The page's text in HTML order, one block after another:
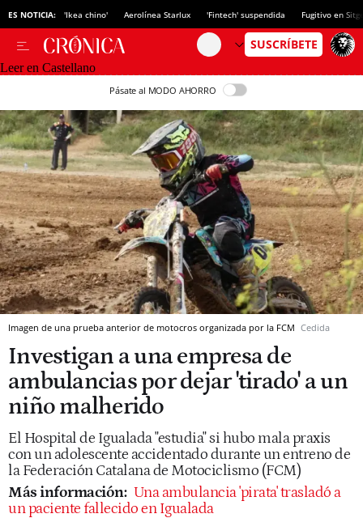
ES NOTICIA: 'Ikea chino' Aerolínea Starlux 'Fintech' suspendida Fugitivo en
Leer en Castellano
Pásate al MODO AHORRO
Imagen de una prueba anterior de motocros organizada por la FCM Cedida
Investigan a una empresa de
ambulancias por dejar 'tirado' a un
niño malherido
El Hospital de Igualada "estudia" si hubo mala praxis
con un adolescente accidentado durante un entreno de
la Federación Catalana de Motociclismo (FCM)
Más información: Una ambulancia 'pirata' trasladó a
un paciente fallecido en Igualada